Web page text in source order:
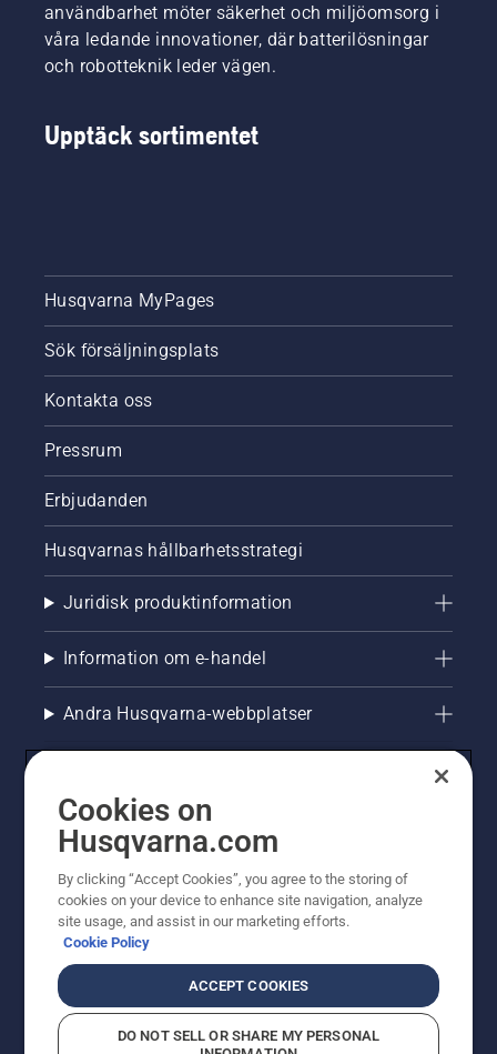
användbarhet möter säkerhet och miljöomsorg i
våra ledande innovationer, där batterilösningar
och robotteknik leder vägen.
Upptäck sortimentet
Husqvarna MyPages
Sök försäljningsplats
Kontakta oss
Pressrum
Erbjudanden
Husqvarnas hållbarhetsstrategi
Juridisk produktinformation
Information om e-handel
Andra Husqvarna-webbplatser
© Husqvarna AB (publ). All rights reserved. Priserna
som visas är rekommenderade cirkapriser. Alla angivna
priser är rekommenderade försäljningspriser (inkl.
moms) om inte produkten är tillgänglig för direkt köp.
CookiepolicyAnvändningsvillkor Sekretessmeddelande
Cookies on
Husqvarna.com
By clicking “Accept Cookies”, you agree to the storing of
cookies on your device to enhance site navigation, analyze
site usage, and assist in our marketing efforts.
Cookie Policy
ACCEPT COOKIES
DO NOT SELL OR SHARE MY PERSONAL